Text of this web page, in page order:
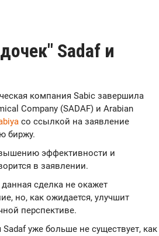
Sadaf и
компания Sabic завершила
Company (SADAF) и Arabian
со ссылкой на заявление
биржу.
эффективности и
в заявлении.
сделка не окажет
но, как ожидается, улучшит
перспективе.
уже больше не существует, как